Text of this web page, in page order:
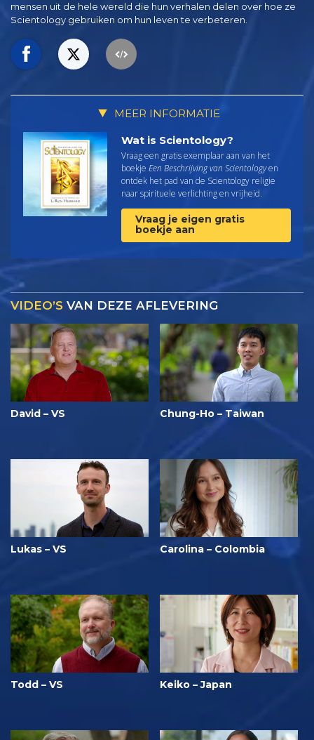
mensen uit de hele wereld die hun verhalen delen over hoe ze
Scientology gebruiken om hun leven te verbeteren.
MEER INFORMATIE
Wat is Scientology?
Vraag een gratis exemplaar aan van het
boekje Een Beschrijving van Scientologyen
ontdek het pad van de Scientology religie
naar spirituele verlichting en vrijheid.
Vraag je eigen gratis
boekje aan
VIDEO’S VAN DEZE AFLEVERING
David – VS Chung-Ho – Taiwan
Lukas – VS Carolina – Colombia
Todd – VS Keiko – Japan